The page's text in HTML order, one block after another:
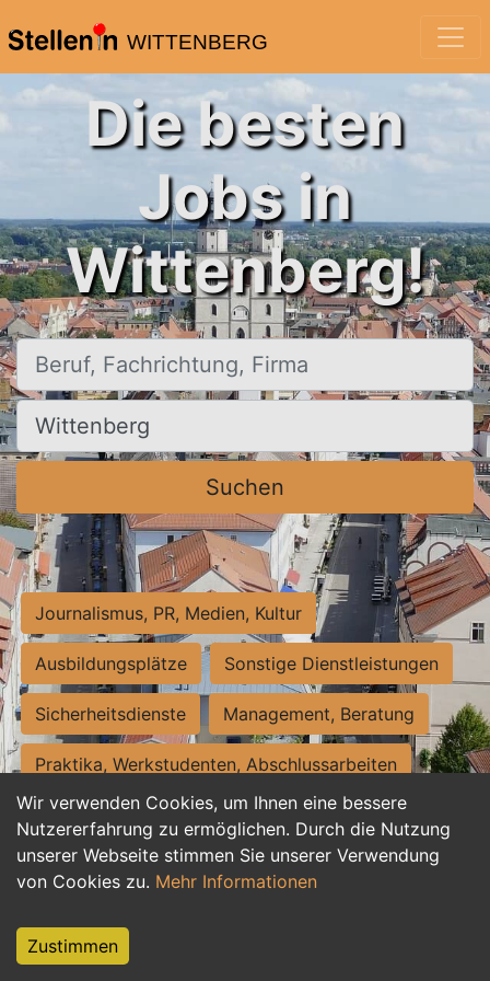
WITTENBERG
Wir verwenden Cookies, um Ihnen eine bessere
Nutzererfahrung zu ermöglichen. Durch die Nutzung
unserer Webseite stimmen Sie unserer Verwendung
von Cookies zu. Mehr Informationen
Zustimmen
Die besten
Jobs in
Wittenberg!
Beruf, Fachrichtung, Firma
Ort, Stadt
Suchen
Journalismus, PR, Medien, Kultur
Ausbildungsplätze Sonstige Dienstleistungen
Sicherheitsdienste Management, Beratung
Praktika, Werkstudenten, Abschlussarbeiten
Personalwesen Assistenz, Sekretariat
Hilfskräfte, Aushilfs- und Nebenjobs
Weiterbildung, Studium, duale Ausbildung